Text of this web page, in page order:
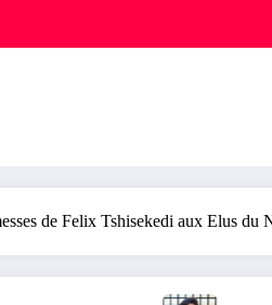
de Felix Tshisekedi aux Elus du